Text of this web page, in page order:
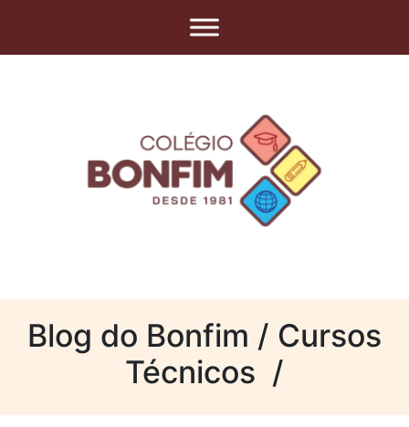
Blog do Bonfim / Cursos
Técnicos /